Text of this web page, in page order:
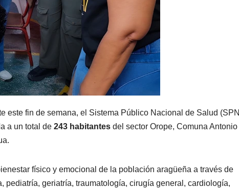
este fin de semana, el Sistema Público Nacional de Salud
a un total de 243 habitantes del sector Orope, Comuna Antonio
físico y emocional de la población aragüeña a través de
pediatría, geriatría, traumatología, cirugía general, cardiología,